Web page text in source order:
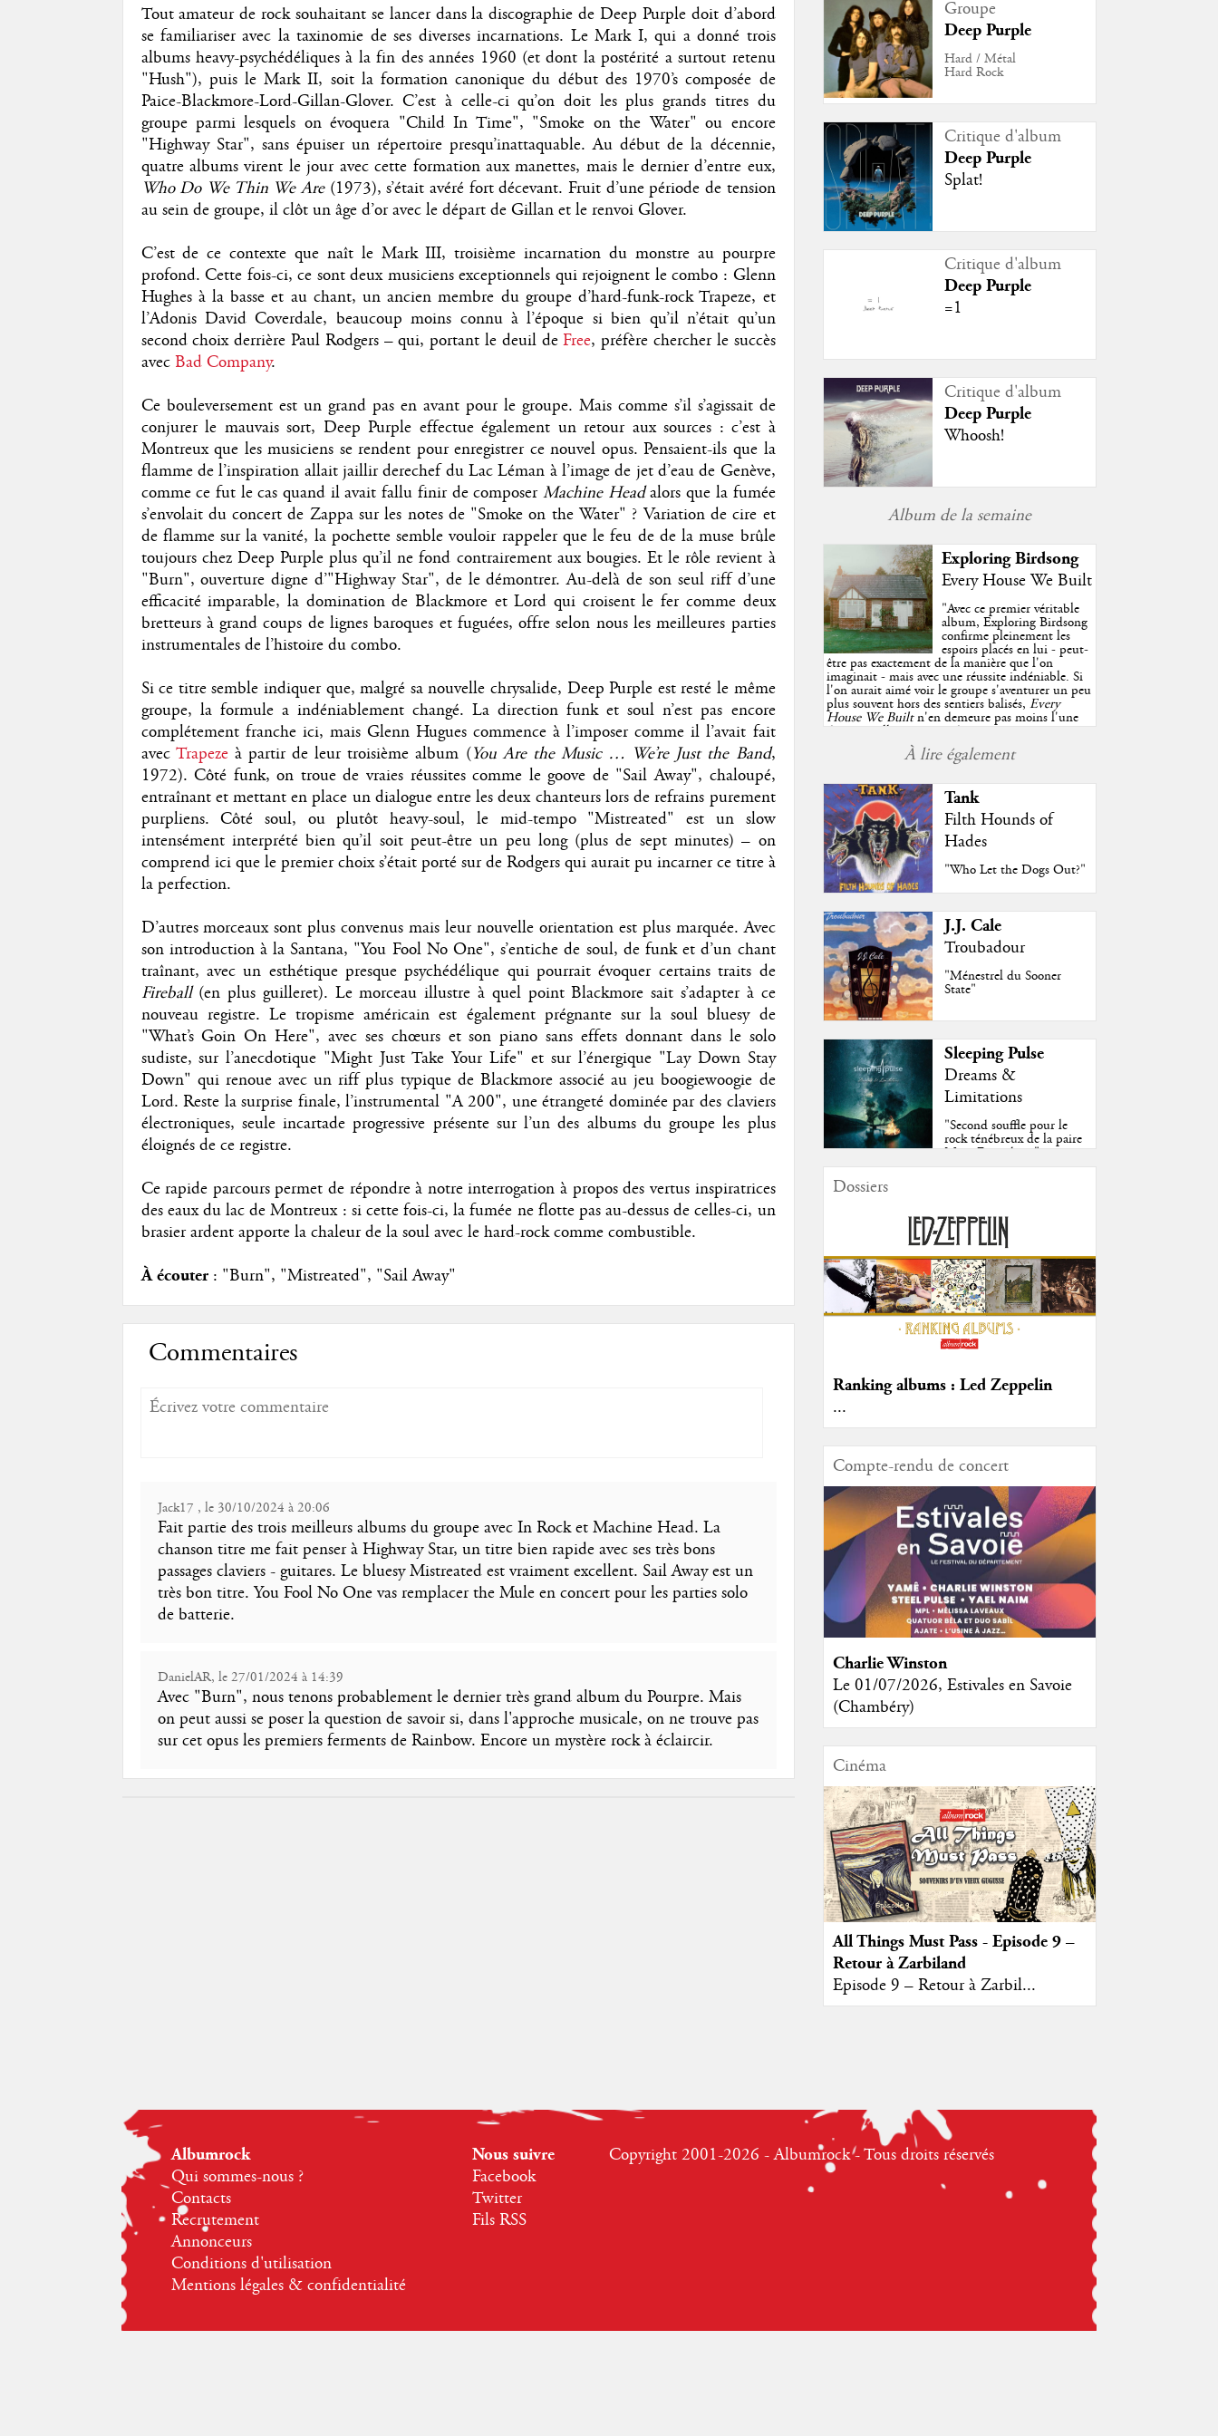
Tout amateur de rock souhaitant se lancer dans la discographie de Deep Purple doit d’abord
se familiariser avec la taxinomie de ses diverses incarnations. Le Mark I, qui a donné trois
albums heavy-psychédéliques à la fin des années 1960 (et dont la postérité a surtout retenu
"Hush"), puis le Mark II, soit la formation canonique du début des 1970’s composée de
Paice-Blackmore-Lord-Gillan-Glover. C’est à celle-ci qu’on doit les plus grands titres du
groupe parmi lesquels on évoquera "Child In Time", "Smoke on the Water" ou encore
"Highway Star", sans épuiser un répertoire presqu’inattaquable. Au début de la décennie,
quatre albums virent le jour avec cette formation aux manettes, mais le dernier d’entre eux,
Who Do We Thin We Are(1973), s’était avéré fort décevant. Fruit d’une période de tension
au sein de groupe, il clôt un âge d’or avec le départ de Gillan et le renvoi Glover.
C’est de ce contexte que naît le Mark III, troisième incarnation du monstre au pourpre
profond. Cette fois-ci, ce sont deux musiciens exceptionnels qui rejoignent le combo : Glenn
Hughes à la basse et au chant, un ancien membre du groupe d’hard-funk-rock Trapeze, et
l’Adonis David Coverdale, beaucoup moins connu à l’époque si bien qu’il n’était qu’un
second choix derrière Paul Rodgers – qui, portant le deuil deFree, préfère chercher le succès
avec Bad Company.
Ce bouleversement est un grand pas en avant pour le groupe. Mais comme s’il s’agissait de
conjurer le mauvais sort, Deep Purple effectue également un retour aux sources : c’est à
Montreux que les musiciens se rendent pour enregistrer ce nouvel opus. Pensaient-ils que la
flamme de l’inspiration allait jaillir derechef du Lac Léman à l’image de jet d’eau de Genève,
comme ce fut le cas quand il avait fallu finir de composerMachine Headalors que la fumée
s’envolait du concert de Zappa sur les notes de "Smoke on the Water" ? Variation de cire et
de flamme sur la vanité, la pochette semble vouloir rappeler que le feu de de la muse brûle
toujours chez Deep Purple plus qu’il ne fond contrairement aux bougies. Et le rôle revient à
"Burn", ouverture digne d’"Highway Star", de le démontrer. Au-delà de son seul riff d’une
efficacité imparable, la domination de Blackmore et Lord qui croisent le fer comme deux
bretteurs à grand coups de lignes baroques et fuguées, offre selon nous les meilleures parties
instrumentales de l’histoire du combo.
Si ce titre semble indiquer que, malgré sa nouvelle chrysalide, Deep Purple est resté le même
groupe, la formule a indéniablement changé. La direction funk et soul n’est pas encore
complétement franche ici, mais Glenn Hugues commence à l’imposer comme il l’avait fait
avec Trapezeà partir de leur troisième album (You Are the Music … We’re Just the Band,
1972). Côté funk, on troue de vraies réussites comme le goove de "Sail Away", chaloupé,
entraînant et mettant en place un dialogue entre les deux chanteurs lors de refrains purement
purpliens. Côté soul, ou plutôt heavy-soul, le mid-tempo "Mistreated" est un slow
intensément interprété bien qu’il soit peut-être un peu long (plus de sept minutes) – on
comprend ici que le premier choix s’était porté sur de Rodgers qui aurait pu incarner ce titre à
la perfection.
D’autres morceaux sont plus convenus mais leur nouvelle orientation est plus marquée. Avec
son introduction à la Santana, "You Fool No One", s’entiche de soul, de funk et d’un chant
traînant, avec un esthétique presque psychédélique qui pourrait évoquer certains traits de
Fireball(en plus guilleret). Le morceau illustre à quel point Blackmore sait s’adapter à ce
nouveau registre. Le tropisme américain est également prégnante sur la soul bluesy de
"What’s Goin On Here", avec ses chœurs et son piano sans effets donnant dans le solo
sudiste, sur l’anecdotique "Might Just Take Your Life" et sur l’énergique "Lay Down Stay
Down" qui renoue avec un riff plus typique de Blackmore associé au jeu boogiewoogie de
Lord. Reste la surprise finale, l’instrumental "A 200", une étrangeté dominée par des claviers
électroniques, seule incartade progressive présente sur l’un des albums du groupe les plus
éloignés de ce registre.
Ce rapide parcours permet de répondre à notre interrogation à propos des vertus inspiratrices
des eaux du lac de Montreux : si cette fois-ci, la fumée ne flotte pas au-dessus de celles-ci, un
brasier ardent apporte la chaleur de la soul avec le hard-rock comme combustible.
À écouter: "Burn", "Mistreated", "Sail Away"
Commentaires
Jack17 , le 30/10/2024 à 20:06
Fait partie des trois meilleurs albums du groupe avec In Rock et Machine Head. La
chanson titre me fait penser à Highway Star, un titre bien rapide avec ses très bons
passages claviers - guitares. Le bluesy Mistreated est vraiment excellent. Sail Away est un
très bon titre. You Fool No One vas remplacer the Mule en concert pour les parties solo
de batterie.
DanielAR, le 27/01/2024 à 14:39
Avec "Burn", nous tenons probablement le dernier très grand album du Pourpre. Mais
on peut aussi se poser la question de savoir si, dans l'approche musicale, on ne trouve pas
sur cet opus les premiers ferments de Rainbow. Encore un mystère rock à éclaircir.
Groupe
Deep Purple
Hard / Métal
Hard Rock
Critique d'album
Deep Purple
Splat!
Critique d'album
Deep Purple
=1
Critique d'album
Deep Purple
Whoosh!
Album de la semaine
Exploring Birdsong
Every House We Built
"Avec ce premier véritable
album, Exploring Birdsong
confirme pleinement les
espoirs placés en lui - peut-
être pas exactement de la manière que l'on
imaginait - mais avec une réussite indéniable. Si
l'on aurait aimé voir le groupe s'aventurer un peu
plus souvent hors des sentiers balisés,Every
House We Builtn'en demeure pas moins l'une
des très belles surprises de cette année, porté par
plusieurs morceaux qui trouveront sans difficulté
une place de choix dans vos playlists estivales.
À lire également
Tank
Filth Hounds of
Hades
"Who Let the Dogs Out?"
J.J. Cale
Troubadour
"Ménestrel du Sooner
State"
Sleeping Pulse
Dreams &
Limitations
"Second souffle pour le
rock ténébreux de la paire
Moss-Fazendeiro"
Dossiers
Ranking albums : Led Zeppelin
...
Compte-rendu de concert
Charlie Winston
Le 01/07/2026, Estivales en Savoie
(Chambéry)
Cinéma
All Things Must Pass - Episode 9 –
Retour à Zarbiland
Episode 9 – Retour à Zarbil...
Albumrock
Qui sommes-nous ?
Contacts
Recrutement
Annonceurs
Conditions d'utilisation
Mentions légales & confidentialité
Nous suivre
Facebook
Twitter
Fils RSS
Copyright 2001-2026 - Albumrock - Tous droits réservés